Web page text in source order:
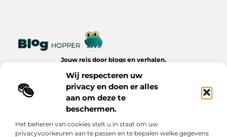
Wij respecteren uw
privacy en doen er alles
aan om deze te
beschermen.
Het beheren van cookies stelt u in staat om uw
privacyvoorkeuren aan te passen en te bepalen welke gegevens
Jouw reis door blogs en verhalen.
dagelijks leven op Bloghopper.nl.
Bericht categorie